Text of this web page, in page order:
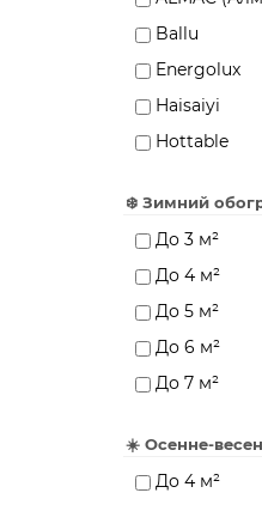
Ballu
Energolux
Haisaiyi
Hottable
INFRA-TEC
Kalashnikov
Luxeva
MasterLeto
Optima
Veito
❄️ Зимний
До 3 м²
До 4 м²
До 5 м²
До 6 м²
До 7 м²
До 10 м²
До 12 м²
☀️ Осенне-
До 4 м²